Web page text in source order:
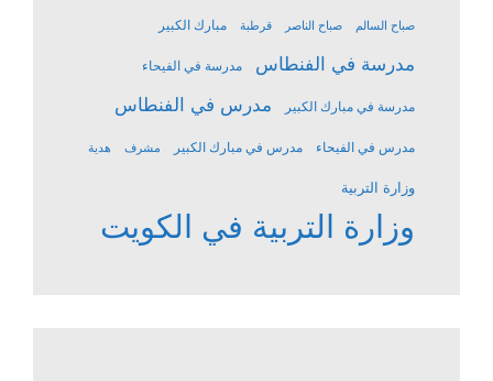
صباح السالم صباح الناصر قرطبة مبارك الكبير
مدرسة في الفنطاس مدرسة في الفيحاء
مدرسة في مبارك الكبير مدرس في الفنطاس
مدرس في الفيحاء مدرس في مبارك الكبير مشرف هدية
وزارة التربية
وزارة التربية في الكويت